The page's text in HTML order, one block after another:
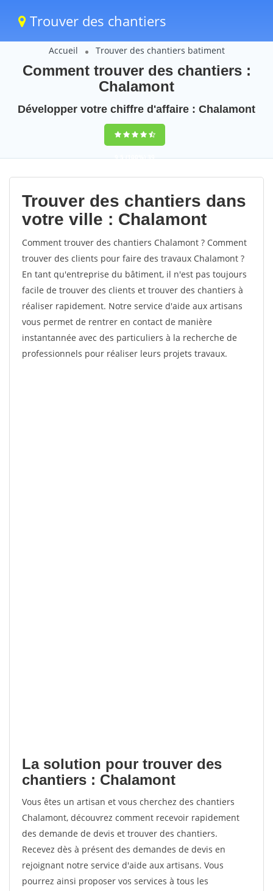
Trouver des chantiers
Accueil Trouver des chantiers batiment
Comment trouver des chantiers :
Chalamont
Développer votre chiffre d'affaire : Chalamont
9,5(100%)39
votes
Trouver des chantiers dans
votre ville : Chalamont
Comment trouver des chantiers Chalamont ? Comment
trouver des clients pour faire des travaux Chalamont ?
En tant qu'entreprise du bâtiment, il n'est pas toujours
facile de trouver des clients et trouver des chantiers à
réaliser rapidement. Notre service d'aide aux artisans
vous permet de rentrer en contact de manière
instantannée avec des particuliers à la recherche de
professionnels pour réaliser leurs projets travaux.
La solution pour trouver des
chantiers : Chalamont
Vous êtes un artisan et vous cherchez des chantiers
Chalamont, découvrez comment recevoir rapidement
des demande de devis et trouver des chantiers.
Recevez dès à présent des demandes de devis en
rejoignant notre service d'aide aux artisans. Vous
pourrez ainsi proposer vos services à tous les